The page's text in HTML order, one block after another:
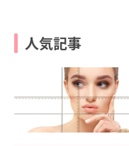
人気記事